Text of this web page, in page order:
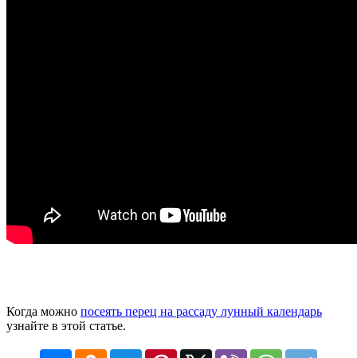
Когда можно посеять перец на рассаду лунный календарь
узнайте в этой статье.